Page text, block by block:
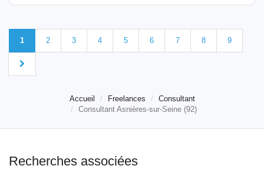
1 2 3 4 5 6 7 8 9
Accueil Freelances
Consultant
Consultant Asnières-sur-Seine (92)
Recherches associées